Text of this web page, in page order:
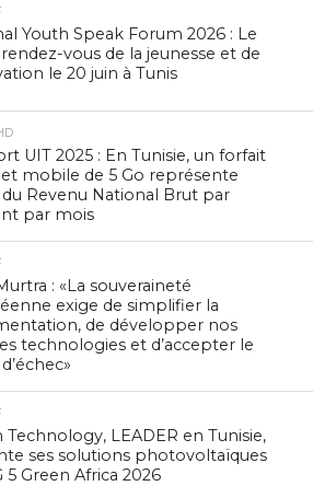
Youth Speak Forum 2026 : Le
vous de la jeunesse et de
le 20 juin à Tunis
UIT 2025 : En Tunisie, un forfait
mobile de 5 Go représente
du Revenu National Brut par
par mois
: «La souveraineté
exige de simplifier la
de développer nos
technologies et d’accepter le
Technology, LEADER en Tunisie,
ses solutions photovoltaïques
5 Green Africa 2026